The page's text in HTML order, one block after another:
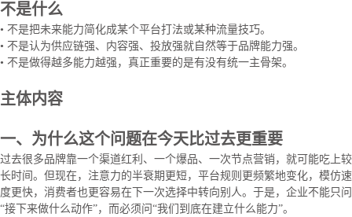
不是什么
• 不是把未来能力简化成某个平台打法或某种流量技巧。
• 不是认为供应链强、内容强、投放强就自然等于品牌能力强。
• 不是做得越多能力越强，真正重要的是有没有统一主骨架。
主体内容
一、为什么这个问题在今天比过去更重要
过去很多品牌靠一个渠道红利、一个爆品、一次节点营销，就可能吃上较
长时间。但现在，注意力的半衰期更短，平台规则更频繁地变化，模仿速
度更快，消费者也更容易在下一次选择中转向别人。于是，企业不能只问
“接下来做什么动作”，而必须问“我们到底在建立什么能力”。